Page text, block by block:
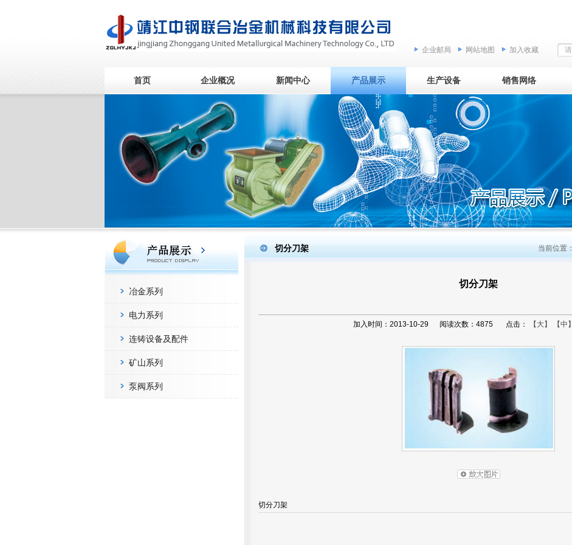
企业邮局 网站地图 加入收藏
首页 企业概况 新闻中心 产品展示 生产设备 销售网络
冶金系列
电力系列
连铸设备及配件
矿山系列
泵阀系列
切分刀架 当前位置：
切分刀架
加入时间：2013-10-29 阅读次数：4875 点击： 【大】 【中】
切分刀架